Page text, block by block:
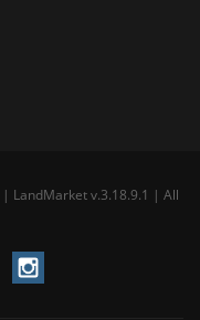
| LandMarket v.3.18.9.1 | All